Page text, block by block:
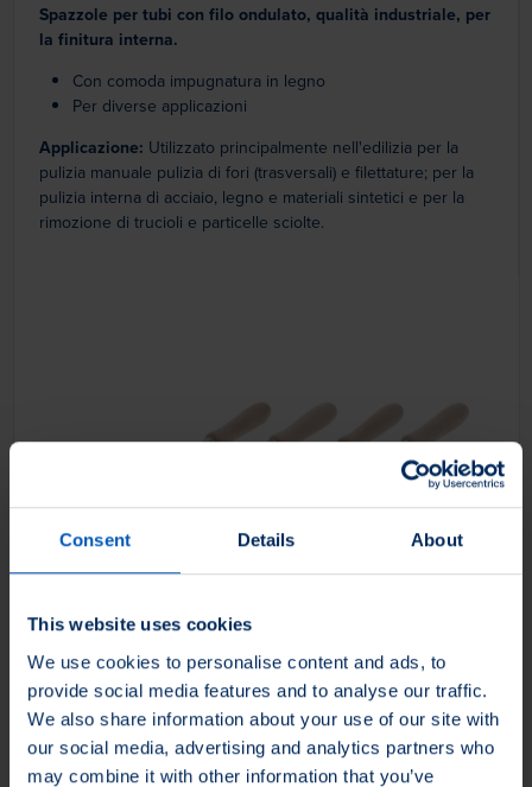
Consent Details About
This website uses cookies
We use cookies to personalise content and ads, to
provide social media features and to analyse our traffic.
We also share information about your use of our site with
our social media, advertising and analytics partners who
may combine it with other information that you’ve
Spazzole per tubi con filo ondulato, qualità industriale, per
la finitura interna.
Con comoda impugnatura in legno
Per diverse applicazioni
Applicazione: Utilizzato principalmente nell'edilizia per la
pulizia manuale pulizia di fori (trasversali) e filettature; per la
pulizia interna di acciaio, legno e materiali sintetici e per la
rimozione di trucioli e particelle sciolte.